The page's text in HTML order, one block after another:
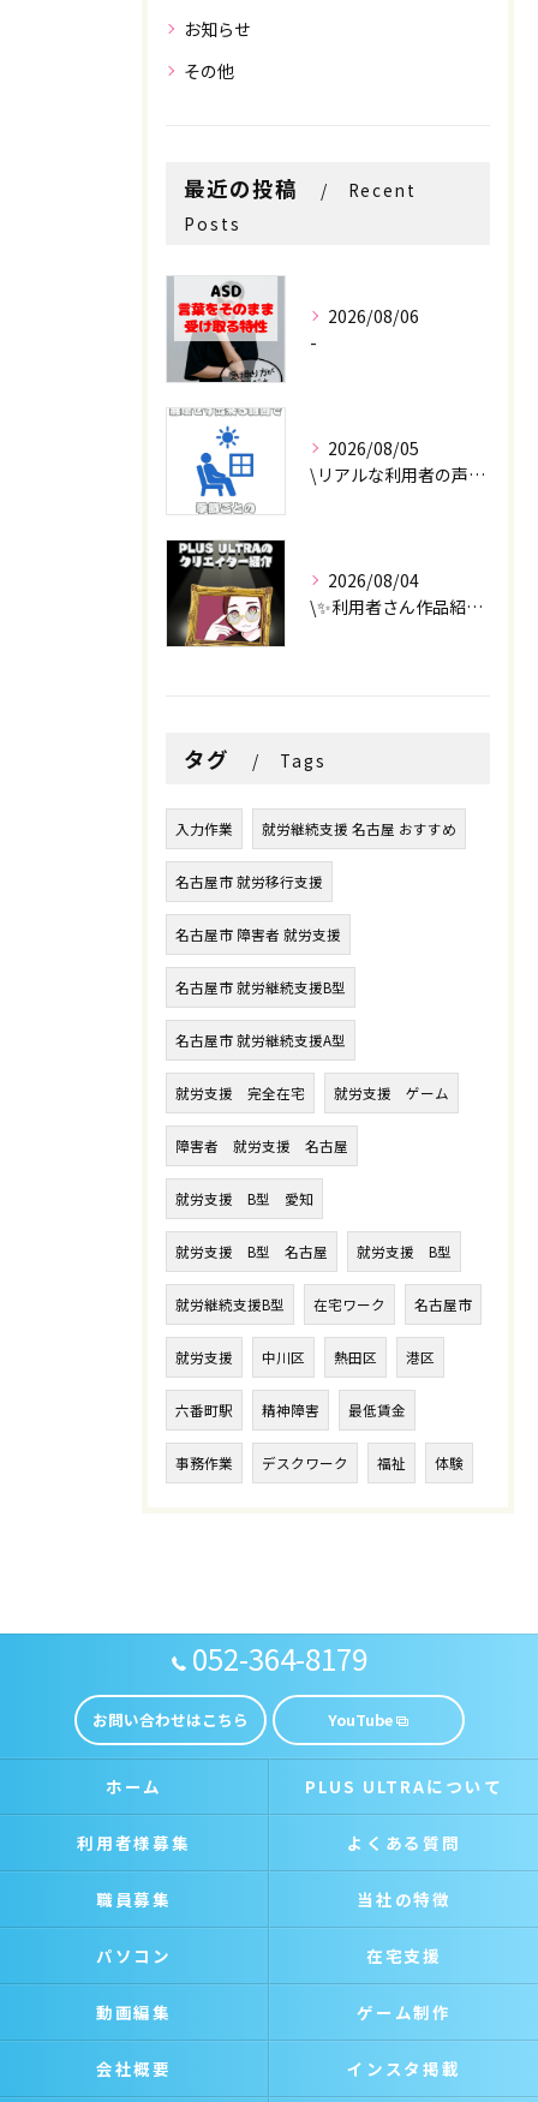
お知らせ
その他
最近の投稿
Recent
Posts
2026/08/06
-
2026/08/05
\リアルな利用者の声📣/
2026/08/04
\✨利用者さん作品紹介✨/
タグ Tags
入力作業 就労継続支援 名古屋 おすすめ
名古屋市 就労移行支援
名古屋市 障害者 就労支援
名古屋市 就労継続支援B型
名古屋市 就労継続支援A型
就労支援 完全在宅 就労支援 ゲーム
障害者 就労支援 名古屋
就労支援 B型 愛知
就労支援 B型 名古屋 就労支援 B型
就労継続支援B型 在宅ワーク 名古屋市
就労支援 中川区 熱田区 港区
六番町駅 精神障害 最低賃金
事務作業 デスクワーク 福祉 体験
052-364-8179
お問い合わせはこちら YouTube
ホーム PLUS ULTRAについて
利用者様募集 よくある質問
職員募集 当社の特徴
パソコン 在宅支援
動画編集 ゲーム制作
会社概要 インスタ掲載